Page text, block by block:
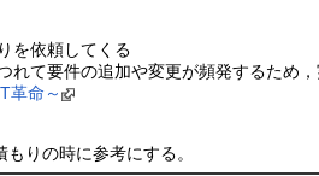
を依頼してくる
れて要件の追加や変更が頻発するため
革命～
りの時に参考にする。